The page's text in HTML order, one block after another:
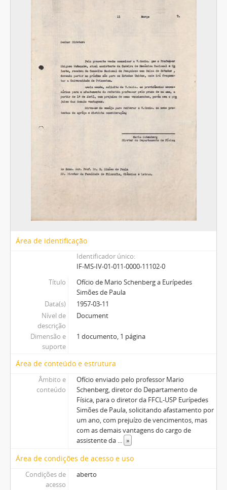
Área de identificação
Identificador único
IF-MS-IV-01-011-0000-11102-0
Título
Ofício de Mario Schenberg a Eurípedes
Simões de Paula
Data(s)
1957-03-11
Nível de
descrição
Document
Dimensão e
suporte
1 documento, 1 página
Área de conteúdo e estrutura
Âmbito e
conteúdo
Ofício enviado pelo professor Mario
Schenberg, diretor do Departamento de
Física, para o diretor da FFCL-USP Eurípedes
Simões de Paula, solicitando afastamento por
um ano, com prejuízo de vencimentos, mas
com as demais vantagens do cargo de
assistente da ... »
Área de condições de acesso e uso
Condições de
acesso
aberto